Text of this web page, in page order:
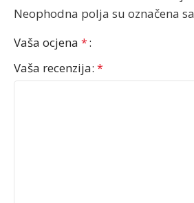
Neophodna polja su označena sa
Vaša ocjena *
Vaša recenzija: *